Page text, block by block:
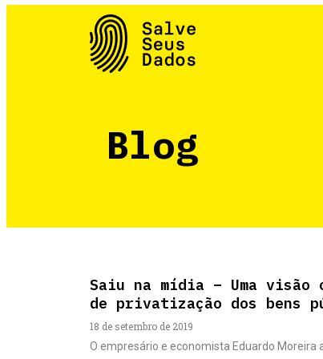
Blog
Saiu na mídia – Uma
de privatização dos bens
18 de setembro de 2019
O empresário e economista Eduardo Moreira